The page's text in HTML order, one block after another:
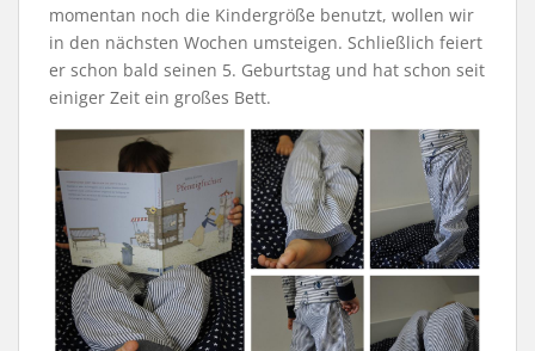
momentan noch die Kindergröße benutzt, wollen wir
in den nächsten Wochen umsteigen. Schließlich feiert
er schon bald seinen 5. Geburtstag und hat schon seit
einiger Zeit ein großes Bett.